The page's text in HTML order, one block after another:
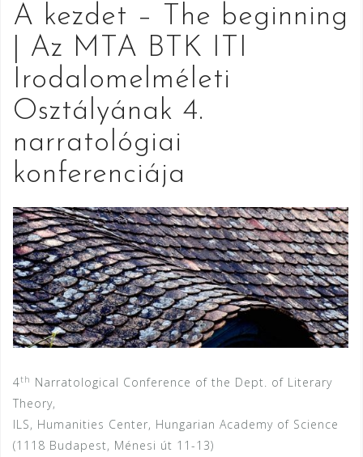
A kezdet – The beginning
| Az MTA BTK ITI
Irodalomelméleti
Osztályának 4.
narratológiai
konferenciája
4th Narratological Conference of the Dept. of Literary
Theory,
ILS, Humanities Center, Hungarian Academy of Science
(1118 Budapest, Ménesi út 11-13)